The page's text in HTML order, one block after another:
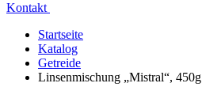
Kontakt
Startseite
Katalog
Getreide
Linsenmischung „Mistral“, 450g